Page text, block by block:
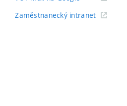
Zaměstnanecký intranet(externí